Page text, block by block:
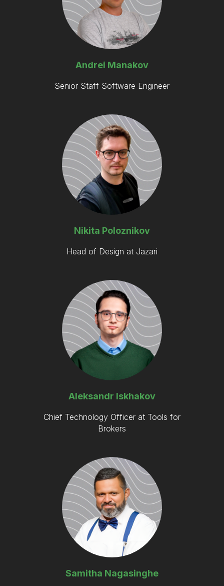
Andrei Manakov
Senior Staff Software Engineer
Nikita Poloznikov
Head of Design at Jazari
Aleksandr Iskhakov
Chief Technology Officer at Tools for
Brokers
Samitha Nagasinghe